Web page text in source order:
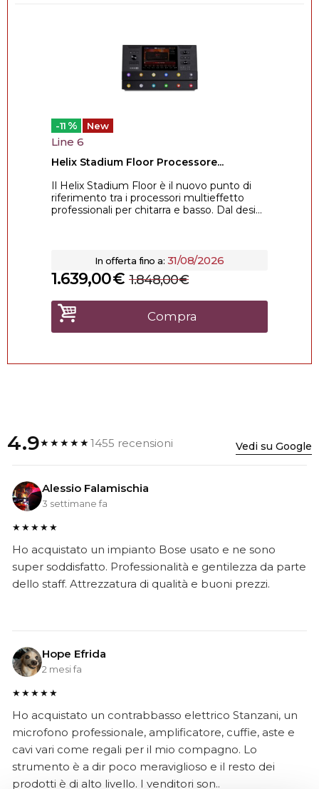
-11 % New
Line 6
Helix Stadium Floor Processore...
Il Helix Stadium Floor è il nuovo punto di
riferimento tra i processori multieffetto
professionali per chitarra e basso. Dal desi...
In offerta fino a: 31/08/2026
€
1.639,00 €
1.848,00
Compra
4.9★★★★★1455 recensioni Vedi su Google
Alessio Falamischia
3 settimane fa
★★★★★
Ho acquistato un impianto Bose usato e ne sono
super soddisfatto. Professionalità e gentilezza da parte
dello staff. Attrezzatura di qualità e buoni prezzi.
Hope Efrida
2 mesi fa
★★★★★
Ho acquistato un contrabbasso elettrico Stanzani, un
microfono professionale, amplificatore, cuffie, aste e
cavi vari come regali per il mio compagno. Lo
strumento è a dir poco meraviglioso e il resto dei
prodotti è di alto livello. I venditori son..